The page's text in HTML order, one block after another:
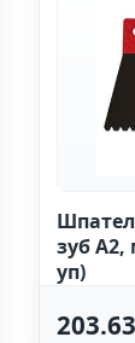
зуб
уп)